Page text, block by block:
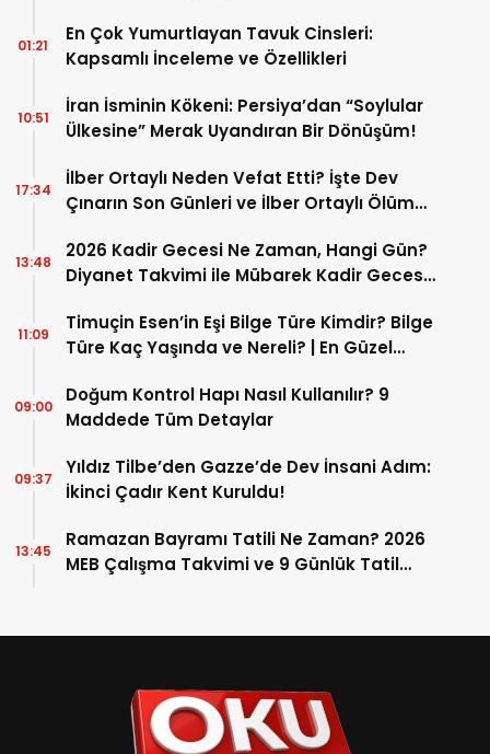
En Çok Yumurtlayan Tavuk Cinsleri:
Kapsamlı İnceleme ve Özellikleri
01:21
İran İsminin Kökeni: Persiya’dan “Soylular
Ülkesine” Merak Uyandıran Bir Dönüşüm!
10:51
İlber Ortaylı Neden Vefat Etti? İşte Dev
Çınarın Son Günleri ve İlber Ortaylı Ölüm
17:34
2026 Kadir Gecesi Ne Zaman, Hangi Gün?
Diyanet Takvimi ile Mübarek Kadir Gecesi
13:48
Timuçin Esen’in Eşi Bilge Türe Kimdir? Bilge
Türe Kaç Yaşında ve Nereli? | En Güzel
11:09
Doğum Kontrol Hapı Nasıl Kullanılır? 9
Maddede Tüm Detaylar
09:00
Yıldız Tilbe’den Gazze’de Dev İnsani Adım:
İkinci Çadır Kent Kuruldu!
09:37
Ramazan Bayramı Tatili Ne Zaman? 2026
MEB Çalışma Takvimi ve 9 Günlük Tatil
13:45